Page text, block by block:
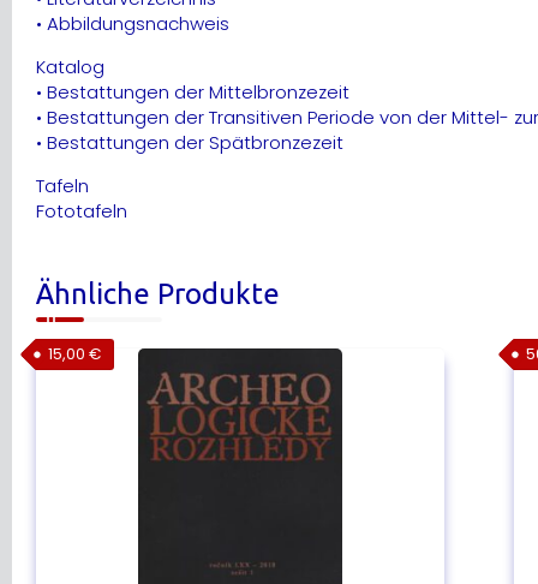
• Abbildungsnachweis
Katalog
• Bestattungen der Mittelbronzezeit
• Bestattungen der Transitiven Periode von der Mittel-
• Bestattungen der Spätbronzezeit
Tafeln
Fototafeln
Ähnliche Produkte
15,00 €